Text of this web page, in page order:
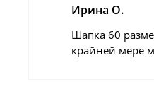
Ирина О.
Шапка 60
крайней мере